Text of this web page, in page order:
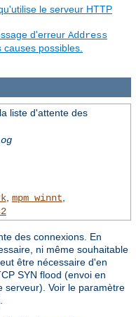
le serveur HTTP
d'erreur Address
causes possibles.
liste d'attente des
, mpm_winnt
des connexions. En
ni même souhaitable
être nécessaire d'en
SYN flood (envoi en
serveur). Voir le paramètre